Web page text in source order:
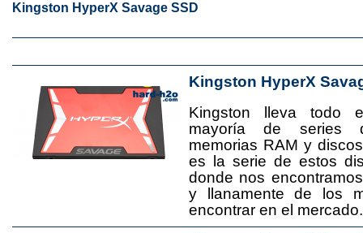
Kingston HyperX Savage SSD
Kingston HyperX
Kingston lleva todo
mayoría de series
memorias RAM y
es la serie de estos
donde nos
y llanamente de los
encontrar en el mercado.